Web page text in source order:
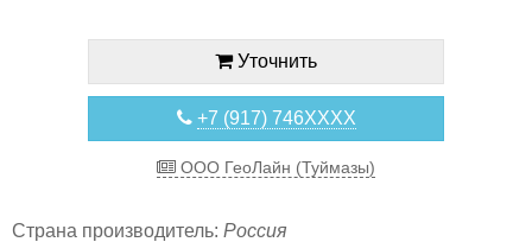
Уточнить
+7 (917) 746XXXX
ООО ГеоЛайн (Туймазы)
Страна производитель: Россия